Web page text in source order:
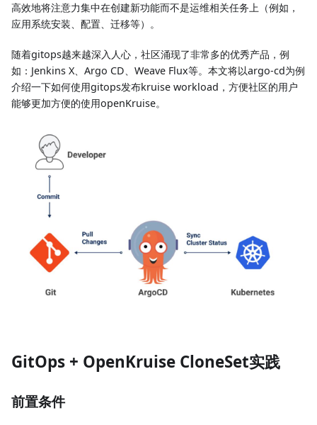
高效地将注意力集中在创建新功能而不是运维相关任务上（例如，
应用系统安装、配置、迁移等）。
随着gitops越来越深入人心，社区涌现了非常多的优秀产品，例
如：Jenkins X、Argo CD、Weave Flux等。本文将以argo-cd为例
介绍一下如何使用gitops发布kruise workload，方便社区的用户
能够更加方便的使用openKruise。
GitOps + OpenKruise CloneSet实践
前置条件